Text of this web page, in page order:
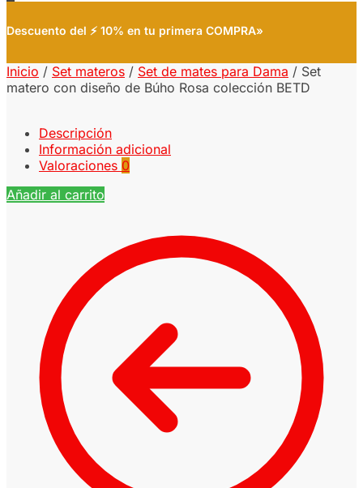
Descuento del ⚡ 10% en tu primera COMPRA»
Inicio / Set materos / Set de mates para Dama / Set
matero con diseño de Búho Rosa colección BETD
Descripción
Información adicional
Valoraciones 0
Añadir al carrito